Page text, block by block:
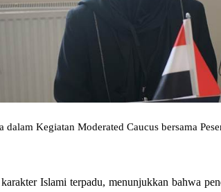
Kegiatan Moderated Caucus bersama
Islami terpadu, menunjukkan bahwa